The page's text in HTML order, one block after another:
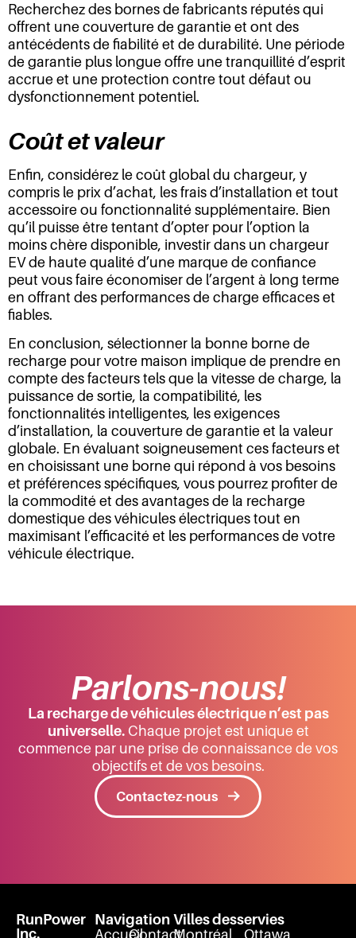
Recherchez des bornes de fabricants réputés qui
offrent une couverture de garantie et ont des
antécédents de fiabilité et de durabilité. Une période
de garantie plus longue offre une tranquillité d’esprit
accrue et une protection contre tout défaut ou
dysfonctionnement potentiel.
Coût et valeur
Enfin, considérez le coût global du chargeur, y
compris le prix d’achat, les frais d’installation et tout
accessoire ou fonctionnalité supplémentaire. Bien
qu’il puisse être tentant d’opter pour l’option la
moins chère disponible, investir dans un chargeur
EV de haute qualité d’une marque de confiance
peut vous faire économiser de l’argent à long terme
en offrant des performances de charge efficaces et
fiables.
En conclusion, sélectionner la bonne borne de
recharge pour votre maison implique de prendre en
compte des facteurs tels que la vitesse de charge, la
puissance de sortie, la compatibilité, les
fonctionnalités intelligentes, les exigences
d’installation, la couverture de garantie et la valeur
globale. En évaluant soigneusement ces facteurs et
en choisissant une borne qui répond à vos besoins
et préférences spécifiques, vous pourrez profiter de
la commodité et des avantages de la recharge
domestique des véhicules électriques tout en
maximisant l’efficacité et les performances de votre
véhicule électrique.
Parlons-nous!
La recharge de véhicules électrique n’est pas
universelle.Chaque projet est unique et
commence par une prise de connaissance de vos
objectifs et de vos besoins.
Contactez-nous
RunPower
Inc.
Navigation Villes desservies